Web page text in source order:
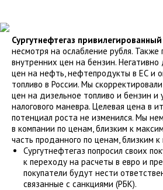
Сургутнефтегаз привилегированный
несмотря на ослабление рубля. Также
внутренних цен на бензин.
цен на нефть, нефтепродукты в ЕС и
топливо в России. Мы
цен на дизельное топливо и бензин
налогового маневра. Целевая цена в
потенциал роста не изменился. Мы
в компании по ценам, близким к
часть проданного по ценам, близким
Сургутнефтегаз попросил своих
к переходу на расчеты в евро и
покупатели будут нести
связанные с санкциями (РБК).